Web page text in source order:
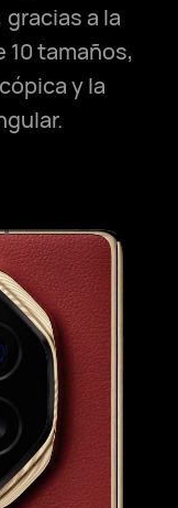
gracias a la
10 tamaños,
y la